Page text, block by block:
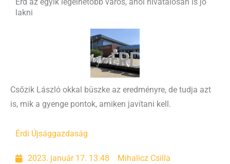
Érd az egyik legélhetőbb város, ahol hivatalosan is jó
lakni
Csőzik László okkal büszke az eredményre, de tudja azt
is, mik a gyenge pontok, amiken javítani kell.
Érdi Újsággazdaság
2023. január 17. 13:48 Mihalicz Csilla